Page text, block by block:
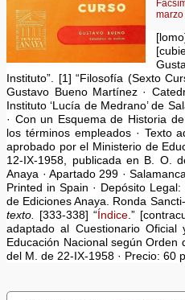
Instituto”. [1] “Filosofía (Sexto
Gustavo Bueno Martínez ·
Instituto ‘Lucía de Medrano’ de
· Con un Esquema de Historia
los términos empleados · Texto
aprobado por el Ministerio de
12-IX-1958, publicada en B. O.
Anaya · Apartado 299 ·
Printed in Spain · Depósito
de Ediciones Anaya. Ronda
texto.
[333-338] “ Índice.”
adaptado al Cuestionario
Educación Nacional según
del M. de 22-IX-1958 · Precio: 60